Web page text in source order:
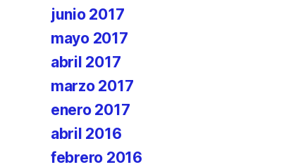
junio 2017
mayo 2017
abril 2017
marzo 2017
enero 2017
abril 2016
febrero 2016